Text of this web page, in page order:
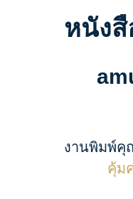
หนังสื
งานพิมพ์คุ
คุ้ม